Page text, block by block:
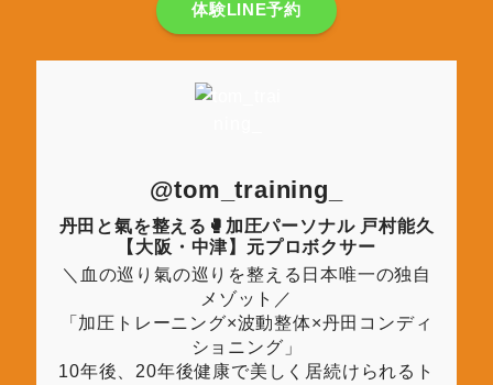
体験LINE予約
@tom_training_
丹田と氣を整える🥊加圧パーソナル 戸村能久
【大阪・中津】元プロボクサー
＼血の巡り氣の巡りを整える日本唯一の独自
メゾット／
「加圧トレーニング×波動整体×丹田コンディ
ショニング」
10年後、20年後健康で美しく居続けられるト